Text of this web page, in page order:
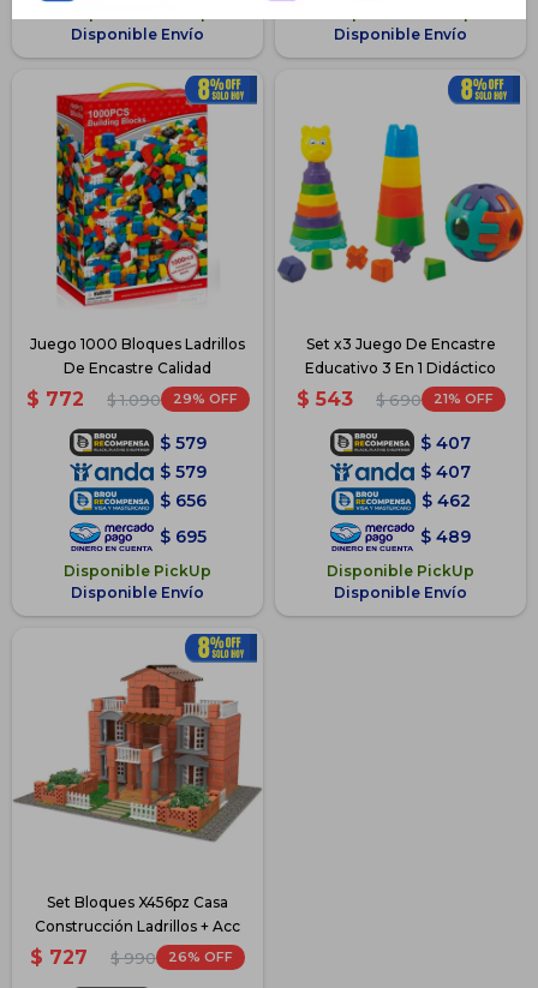
Disponible Envío
Disponible Envío
Juego 1000 Bloques Ladrillos
De Encastre Calidad
$ 772 $ 1.090 29
$ 579
$ 579
$ 656
$ 695
Disponible PickUp
Disponible Envío
Set x3 Juego De Encastre
Educativo 3 En 1 Didáctico
$ 543 $ 690 21
$ 407
$ 407
$ 462
$ 489
Disponible PickUp
Disponible Envío
Set Bloques X456pz Casa
Construcción Ladrillos + Acc
$ 727 $ 990 26